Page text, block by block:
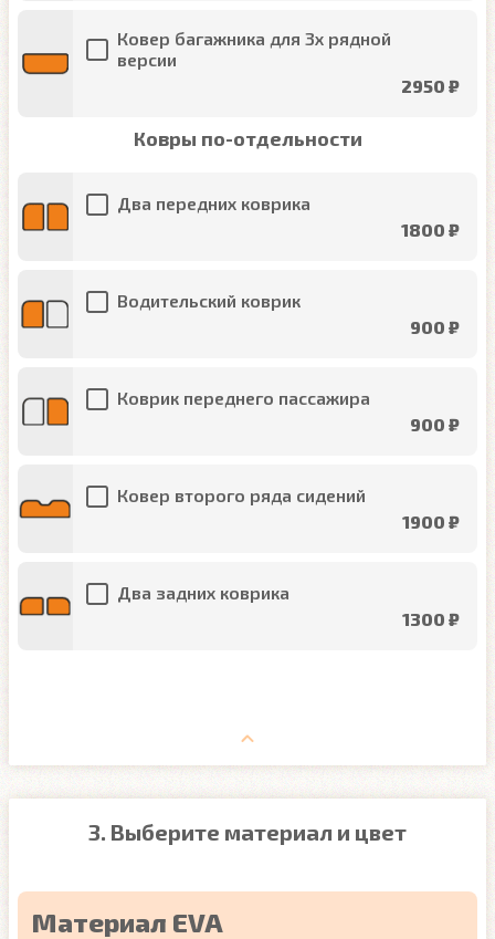
Ковер багажника для 3х рядной
версии
2950 ₽
Ковры по-отдельности
Два передних коврика
1800 ₽
Водительский коврик
900 ₽
Коврик переднего пассажира
900 ₽
Ковер второго ряда сидений
1900 ₽
Два задних коврика
1300 ₽
3. Выберите материал и цвет
Материал EVA